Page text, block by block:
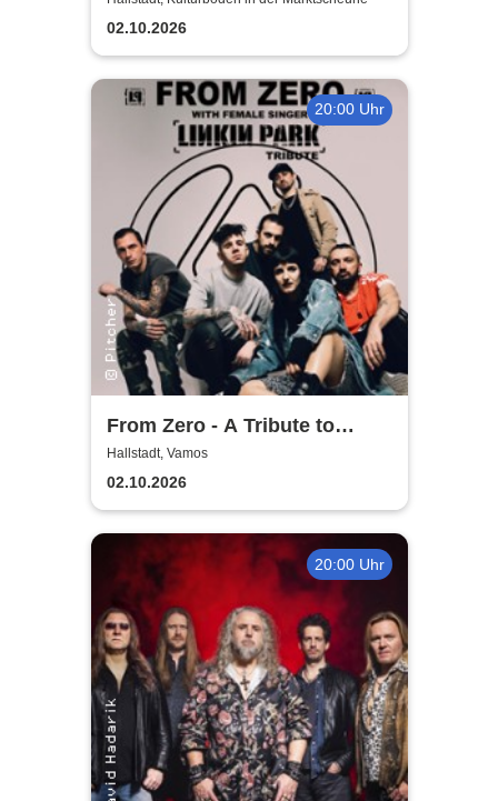
02.10.2026
20:00 Uhr
From Zero - A Tribute to
Linkin Park
Hallstadt, Vamos
02.10.2026
20:00 Uhr